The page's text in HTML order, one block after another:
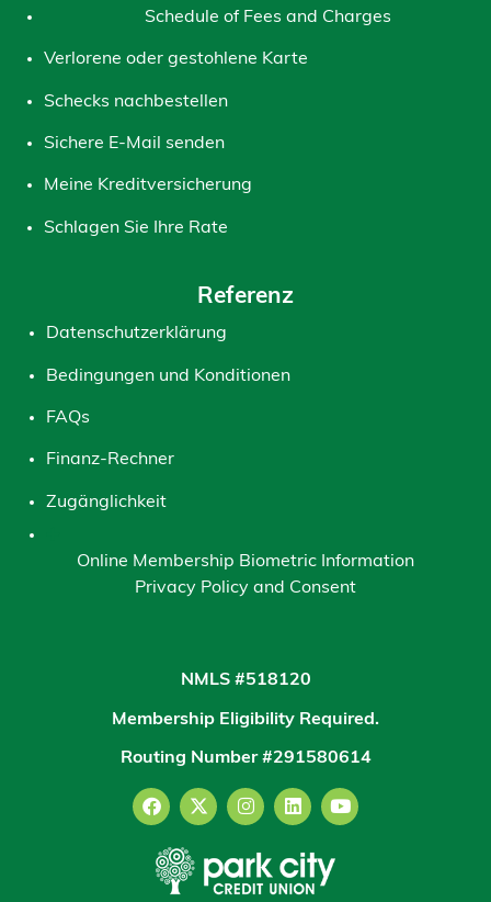
Schedule of Fees and Charges
Verlorene oder gestohlene Karte
Schecks nachbestellen
Sichere E-Mail senden
Meine Kreditversicherung
Schlagen Sie Ihre Rate
Referenz
Datenschutzerklärung
Bedingungen und Konditionen
FAQs
Finanz-Rechner
Zugänglichkeit
Online Membership Biometric Information
Privacy Policy and Consent
NMLS #518120
Membership Eligibility Required.
Routing Number #291580614